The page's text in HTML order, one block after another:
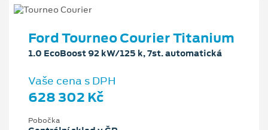
Ford Tourneo Courier Titanium
1.0 EcoBoost 92 kW/125 k, 7st. automatická
Vaše cena s DPH
628 302 Kč
Pobočka